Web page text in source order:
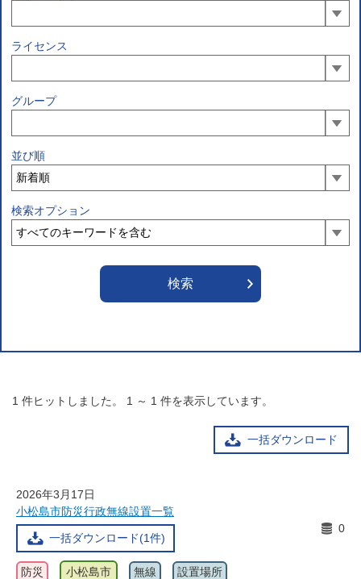
ライセンス
グループ
並び順
検索オプション
1 件ヒットしました。 1 ～ 1 件を表示しています。
一括ダウンロード
2026年3月17日
小松島市防災行政無線設置一覧
一括ダウンロード(1件)
0
防災 小松島市 無線 設置場所